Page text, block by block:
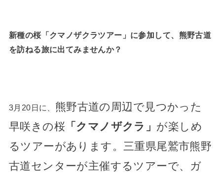
新種の桜「クマノザクラツアー」に参加して、熊野古道
を訪ねる旅に出てみませんか？
3月20日に、 熊野古道の周辺で見つかった
早咲きの桜「クマノザクラ」 が楽しめ
るツアーがあります。三重県尾鷲市熊野
古道センターが主催するツアーで、ガ